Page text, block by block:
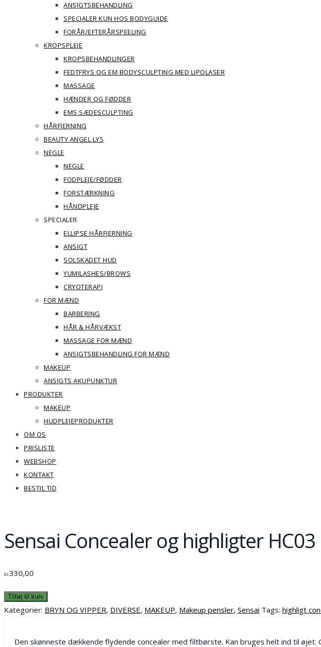
ANSIGTSBEHANDLING
SPECIALER KUN HOS BODYGUIDE
FORÅR/EFTERÅRSPEELING
KROPSPLEJE
KROPSBEHANDLINGER
FEDTFRYS OG EM BODYSCULPTING MED LIPOLASER
MASSAGE
HÆNDER OG FØDDER
EMS SÆDESCULPTING
HÅRFJERNING
BEAUTY ANGEL LYS
NEGLE
NEGLE
FODPLEJE/FØDDER
FORSTÆRKNING
HÅNDPLEJE
SPECIALER
ELLIPSE HÅRFJERNING
ANSIGT
SOLSKADET HUD
YUMILASHES/BROWS
CRYOTERAPI
FOR MÆND
BARBERING
HÅR & HÅRVÆKST
MASSAGE FOR MÆND
ANSIGTSBEHANDLING FOR MÆND
MAKEUP
ANSIGTS AKUPUNKTUR
PRODUKTER
MAKEUP
HUDPLEJEPRODUKTER
OM OS
PRISLISTE
WEBSHOP
KONTAKT
BESTIL TID
Sensai Concealer og highligter
kr.330,00
Tilføj til kurv
Kategorier: BRYN OG VIPPER, DIVERSE, MAKEUP, Makeup pensler, Sensai Tags: highligt
Den skønneste dækkende flydende concealer med filtbørste. Kan bruges helt ind til øjet.